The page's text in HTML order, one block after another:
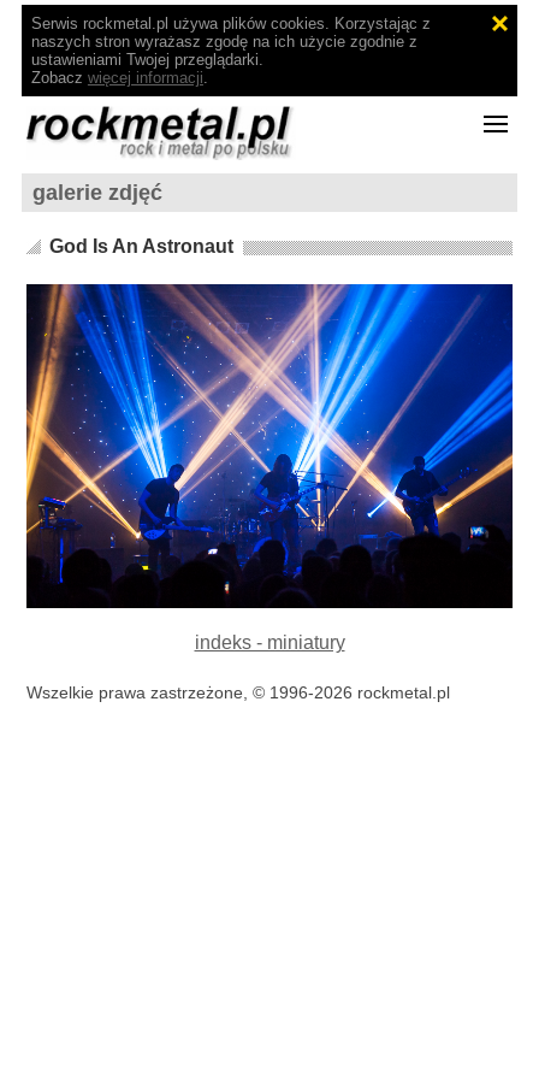
Serwis rockmetal.pl używa plików cookies. Korzystając z
naszych stron wyrażasz zgodę na ich użycie zgodnie z
ustawieniami Twojej przeglądarki.
Zobacz więcej informacji.
galerie zdjęć
God Is An Astronaut
indeks - miniatury
Wszelkie prawa zastrzeżone, © 1996-2026 rockmetal.pl